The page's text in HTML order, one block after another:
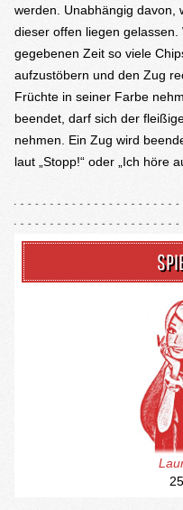
werden. Unabhängig davon,
dieser offen liegen
gegebenen Zeit so viele
aufzustöbern und den Zug
Früchte in seiner Farbe
beendet, darf sich der
nehmen. Ein Zug wird
laut „Stopp!“ oder „Ich höre